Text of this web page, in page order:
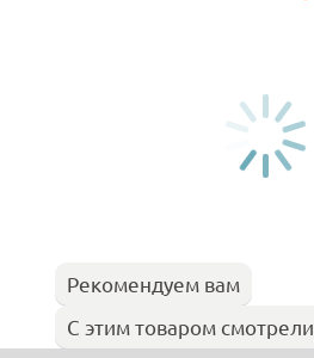
Рекомендуем вам
С этим товаром смотрели